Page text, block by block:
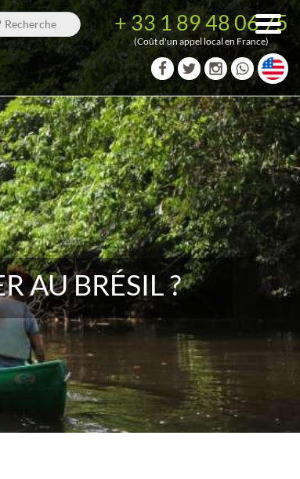
AU BRÉSIL ?
+ 33 1 89 48 06 75
(Coût d'un appel local en France)